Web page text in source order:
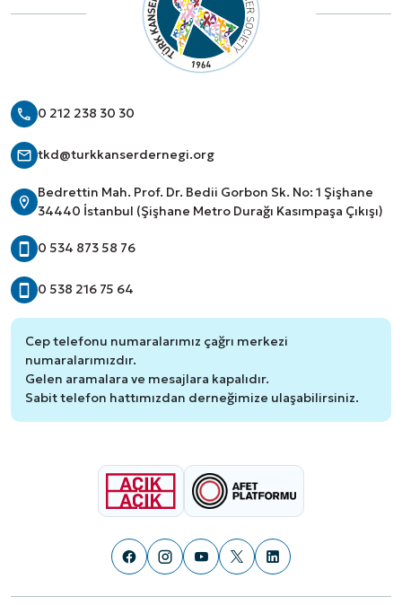
0 212 238 30 30
tkd@turkkanserdernegi.org
Bedrettin Mah. Prof. Dr. Bedii Gorbon Sk. No: 1 Şişhane
34440 İstanbul (Şişhane Metro Durağı Kasımpaşa Çıkışı)
0 534 873 58 76
0 538 216 75 64
Cep telefonu numaralarımız çağrı merkezi
numaralarımızdır.
Gelen aramalara ve mesajlara kapalıdır.
Sabit telefon hattımızdan derneğimize ulaşabilirsiniz.